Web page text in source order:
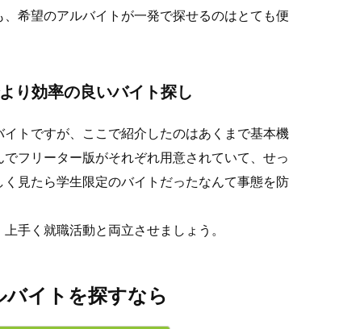
希望のアルバイトが一発で探せるのはとても便
り効率の良いバイト探し
トですが、ここで紹介したのはあくまで基本機
フリーター版がそれぞれ用意されていて、せっ
見たら学生限定のバイトだったなんて事態を防
手く就職活動と両立させましょう。
バイトを探すなら